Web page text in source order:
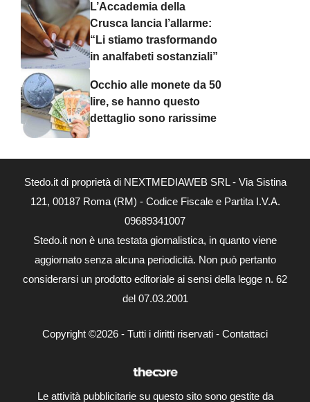
L’Accademia della
Crusca lancia l’allarme:
“Li stiamo trasformando
in analfabeti sostanziali”
Occhio alle monete da 50
lire, se hanno questo
dettaglio sono rarissime
Stedo.it di proprietà di NEXTMEDIAWEB SRL - Via Sistina
121, 00187 Roma (RM) - Codice Fiscale e Partita I.V.A.
09689341007
Stedo.it non è una testata giornalistica, in quanto viene
aggiornato senza alcuna periodicità. Non può pertanto
considerarsi un prodotto editoriale ai sensi della legge n. 62
del 07.03.2001
Copyright ©2026 - Tutti i diritti riservati - Contattaci
Le attività pubblicitarie su questo sito sono gestite da